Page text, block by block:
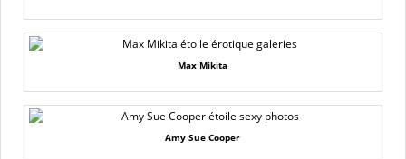
Max Mikita
Amy Sue Cooper